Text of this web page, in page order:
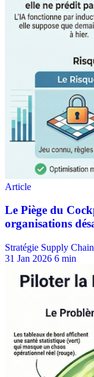
Stratégie Supply Chain
31 Jan 2026 6 min